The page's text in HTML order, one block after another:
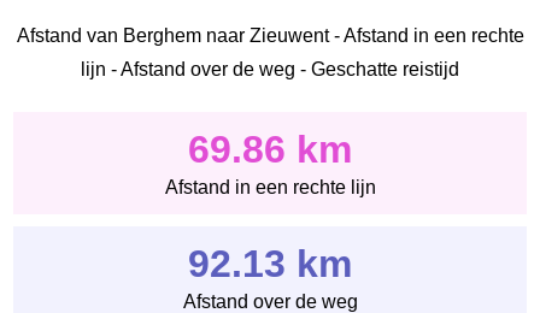
Afstand van Berghem naar Zieuwent - Afstand in een rechte
lijn - Afstand over de weg - Geschatte reistijd
69.86 km
Afstand in een rechte lijn
92.13 km
Afstand over de weg